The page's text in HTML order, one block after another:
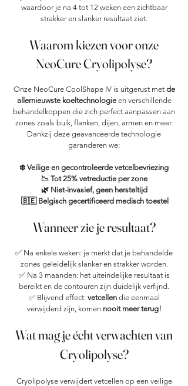
waardoor je na 4 tot 12 weken een zichtbaar
strakker en slanker resultaat ziet.
Waarom kiezen voor onze
NeoCure Cryolipolyse?
Onze NeoCure CoolShape IV is uitgerust met de
allernieuwste koeltechnologieen verschillende
behandelkoppen die zich perfect aanpassen aan
zones zoals buik, flanken, dijen, armen en meer.
Dankzij deze geavanceerde technologie
garanderen we:
❄️ Veilige en gecontroleerde vetcelbevriezing
📉 Tot 25% vetreductie per zone
🌿 Niet-invasief, geen hersteltijd
🇧🇪 Belgisch gecertificeerd medisch toestel
Wanneer zie je resultaat?
✅ Na enkele weken: je merkt dat je behandelde
zones geleidelijk slanker en strakker worden.
✅ Na 3 maanden: het uiteindelijke resultaat is
bereikt en de contouren zijn duidelijk verfijnd.
✅ Blijvend effect: vetcellendie eenmaal
verwijderd zijn, komen nooit meer terug!
Wat mag je écht verwachten van
Cryolipolyse?
Cryolipolyse verwijdert vetcellen op een veilige